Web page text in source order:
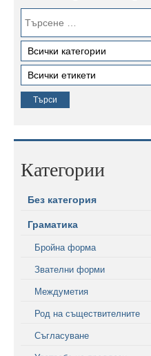
Категории
Без категория
Граматика
Бройна форма
Звателни форми
Междуметия
Род на съществителните
Съгласуване